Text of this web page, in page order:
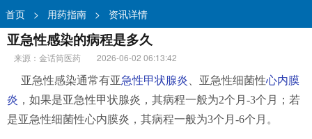
首页 > 用药指南 > 资讯详情
亚急性感染的病程是多久
来源：金话筒医药
2026-06-02 06:13:42
亚急性感染通常有亚急性甲状腺炎 、亚急性细菌性心内膜
炎 ，如果是亚急性甲状腺炎，其病程一般为2个月-3个月；若
是亚急性细菌性心内膜炎，其病程一般为3个月-6个月。